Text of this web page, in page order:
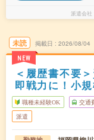
派遣会社
未読
NEW
掲載日 2026/08/04
＜履歴書不要
即戦力に！小
職種未経験OK 交通
派遣